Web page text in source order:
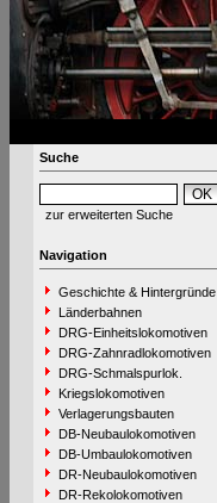
Suche
zur erweiterten Suche
Navigation
Geschichte & Hintergründe
Länderbahnen
DRG-Einheitslokomotiven
DRG-Zahnradlokomotiven
DRG-Schmalspurlok.
Kriegslokomotiven
Verlagerungsbauten
DB-Neubaulokomotiven
DB-Umbaulokomotiven
DR-Neubaulokomotiven
DR-Rekolokomotiven